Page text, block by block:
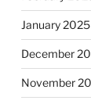
January 2025
December
November